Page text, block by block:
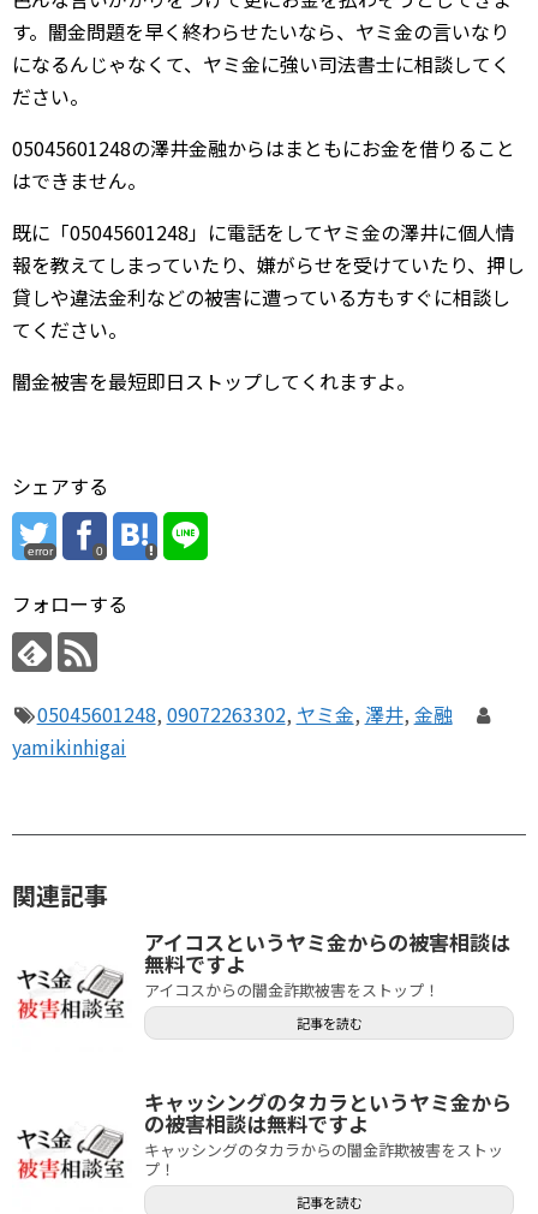
す。闇金問題を早く終わらせたいなら、ヤミ金の言いなり
になるんじゃなくて、ヤミ金に強い司法書士に相談してく
ださい。
05045601248の澤井金融からはまともにお金を借りること
はできません。
既に「05045601248」に電話をしてヤミ金の澤井に個人情
報を教えてしまっていたり、嫌がらせを受けていたり、押し
貸しや違法金利などの被害に遭っている方もすぐに相談し
てください。
闇金被害を最短即日ストップしてくれますよ。
シェアする
error 0
フォローする
05045601248, 09072263302, ヤミ金, 澤井, 金融
yamikinhigai
関連記事
アイコスというヤミ金からの被害相談は
無料ですよ
アイコスからの闇金詐欺被害をストップ！
記事を読む
キャッシングのタカラというヤミ金から
の被害相談は無料ですよ
キャッシングのタカラからの闇金詐欺被害をストッ
プ！
記事を読む